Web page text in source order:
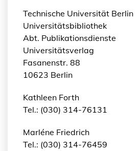
Technische Universität Berlin
Universitätsbibliothek
Abt. Publikationsdienste
Universitätsverlag
Fasanenstr. 88
10623 Berlin
Kathleen Forth
Tel.: (030) 314-76131
Marléne Friedrich
Tel.: (030) 314-76459